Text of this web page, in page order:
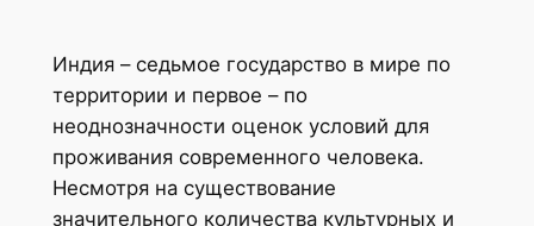
Индия – седьмое государство в мире по
территории и первое – по
неоднозначности оценок условий для
проживания современного человека.
Несмотря на существование
значительного количества культурных и